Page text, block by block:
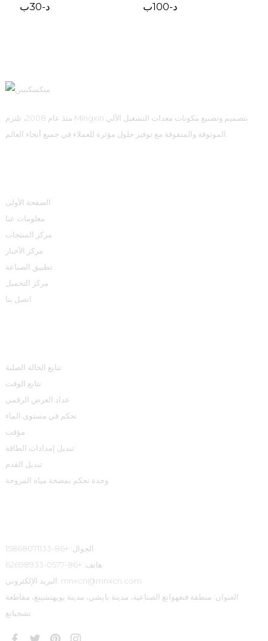
د-30ب د-100ب
منذ عام 2008، تلتزم Mingxin بتصميم وتصنيع مكونات معدات التشغيل الآلي
الموثوقة والمتفوقة مع توفير حلول مؤثرة للعملاء في جميع أنحاء العالم.
الصفحة الأولى
معلومات عنا
مركز المنتجات
مركز الأخبار
تطبيق الصناعة
مركز التحميل
اتصل بنا
تتابع الحالة الصلبة
تتابع الوقت
عداد العرض الرقمي
تحكم في مستوى الماء
مؤقت
تبديل إمدادات الطاقة
تبديل القدم
وحدة تحكم بمضخة مياه المروحة
الجوال: +86-15868071133
هاتف: +86-0577-62698933
البريد الإلكتروني: mnxcn@mnxcn.com
العنوان: منطقة فنغهوانغ الصناعية، مدينة بايشي، مدينة يويهتشينغ، مقاطعة
تشجيانغ